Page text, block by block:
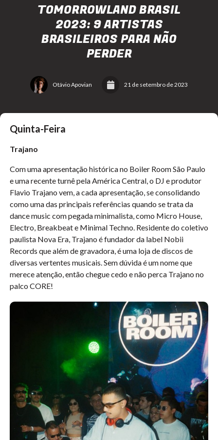
TOMORROWLAND BRASIL
2023: 9 ARTISTAS
BRASILEIROS PARA NÃO
PERDER
Otávio Apovian 21 de setembro de 2023
Quinta-Feira
Trajano
Com uma apresentação histórica no Boiler Room São Paulo
e uma recente turnê pela América Central, o DJ e produtor
Flavio Trajano vem, a cada apresentação, se consolidando
como uma das principais referências quando se trata da
dance music com pegada minimalista, como Micro House,
Electro, Breakbeat e Minimal Techno. Residente do coletivo
paulista Nova Era, Trajano é fundador da label Nobii
Records que além de gravadora, é uma loja de discos de
diversas vertentes musicais. Sem dúvida é um nome que
merece atenção, então chegue cedo e não perca Trajano no
palco CORE!